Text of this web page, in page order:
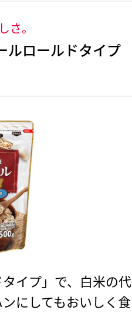
さ。
ルロールドタイプ
イプ」で、白米の代
にしてもおいしく食